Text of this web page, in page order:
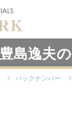
豊島逸夫
バックナンバー